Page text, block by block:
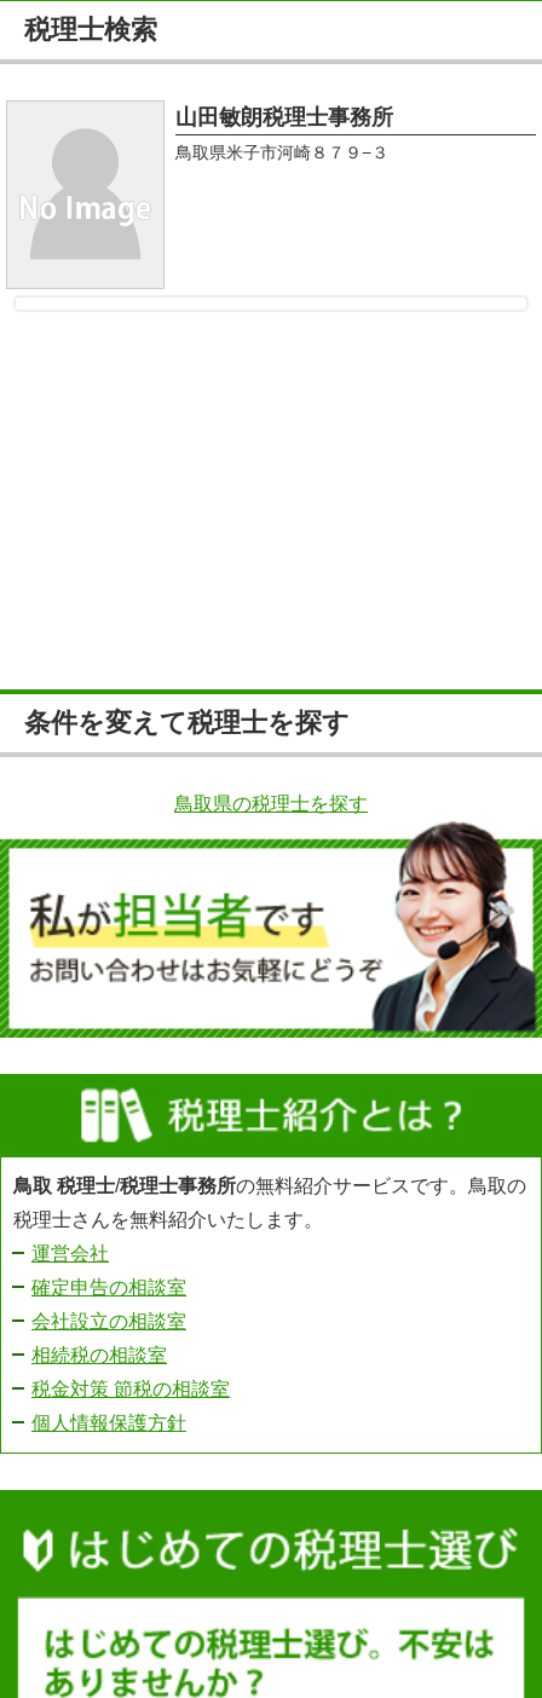
税理士検索
山田敏朗税理士事務所
鳥取県米子市河崎８７９−３
条件を変えて税理士を探す
鳥取県の税理士を探す
鳥取 税理士/税理士事務所の無料紹介サービスです。鳥取の
税理士さんを無料紹介いたします。
運営会社
確定申告の相談室
会社設立の相談室
相続税の相談室
税金対策 節税の相談室
個人情報保護方針